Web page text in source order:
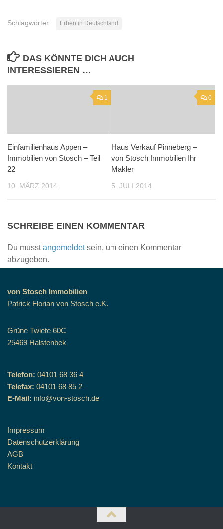
Schlagwörter: Erben in Deutschland
DAS KÖNNTE DICH AUCH
INTERESSIEREN …
1
Einfamilienhaus Appen –
Immobilien von Stosch – Teil
22
10. MÄRZ 2014
0
Haus Verkauf Pinneberg –
von Stosch Immobilien Ihr
Makler
5. JULI 2014
SCHREIBE EINEN KOMMENTAR
Du musstangemeldetsein, um einen Kommentar
abzugeben.
von Stosch Immobilien
Patrick Florian von Stosch e.K.
Grüne Twiete 60C
25469 Halstenbek
Telefon: 04101 68 36 4
Telefax: 04101 68 85 2
E-Mail: info@von-stosch.de
Impressum
Datenschutzerklärung
AGB
Kontakt